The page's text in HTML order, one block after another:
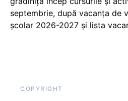
septembrie, după vacanța de
școlar 2026-2027 și lista
COPYRIGHT